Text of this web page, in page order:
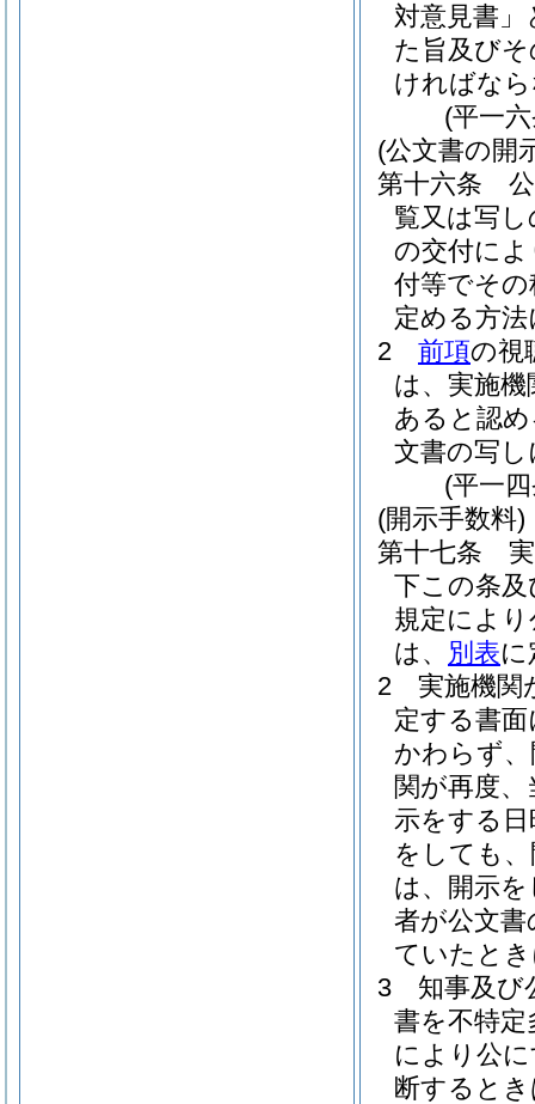
対意見書
た旨及び
ければな
(平一
(公文書の開
第十六条
覧又は写
の交付に
付等でそ
定める方
2
前項の視
は、実施
あると認
文書の写
(平一
(開示手数料)
第十七条
下この条及
規定によ
は、 別表
2
実施機関
定する書
かわらず
関が再度
示をする
をしても
は、開示
者が公文
ていたと
3
知事及び
書を不特
により公
断すると